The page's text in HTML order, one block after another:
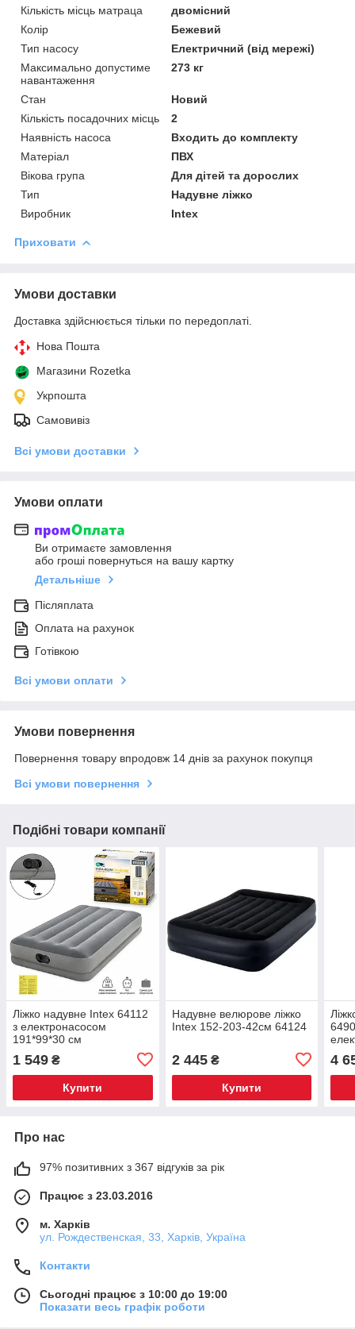
Кількість місць матраца
двомісний
Колір
Бежевий
Тип насосу
Електричний (від мережі)
Максимально допустиме
навантаження
273 кг
Стан
Новий
Кількість посадочних місць
2
Наявність насоса
Входить до комплекту
Матеріал
ПВХ
Вікова група
Для дітей та дорослих
Тип
Надувне ліжко
Виробник
Intex
Приховати
Умови доставки
Доставка здійснюється тільки по передоплаті.
Нова Пошта
Магазини Rozetka
Укрпошта
Самовивіз
Всі умови доставки
Умови оплати
Ви отримаєте замовлення
або гроші повернуться на вашу картку
Детальніше
Післяплата
Оплата на рахунок
Готівкою
Всі умови оплати
Умови повернення
Повернення товару впродовж 14 днів за рахунок покупця
Всі умови повернення
Подібні товари компанії
Ліжко надувне Intex 64112
з електронасосом
191*99*30 см
1 549 ₴
Купити
Надувне велюрове ліжко
Intex 152-203-42см 64124
2 445₴
Купити
4
Про нас
97% позитивних з 367 відгуків за рік
Працює з 23.03.2016
м. Харків
ул. Рождественская, 33, Харків, Україна
Контакти
Сьогодні працює з 10:00 до 19:00
Показати весь графік роботи